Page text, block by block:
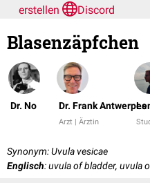
erstellen
Discord
Blasenzäpfchen
Dr. No Dr. Frank Antwerpes
Arzt | Ärztin
Synonym: Uvula vesicae
Englisch: uvula of bladder, uvula